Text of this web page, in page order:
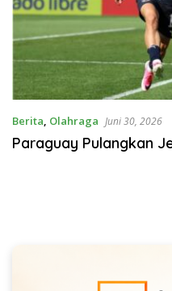
Berita, Olahraga Juni 30, 2026
Paraguay Pulangkan